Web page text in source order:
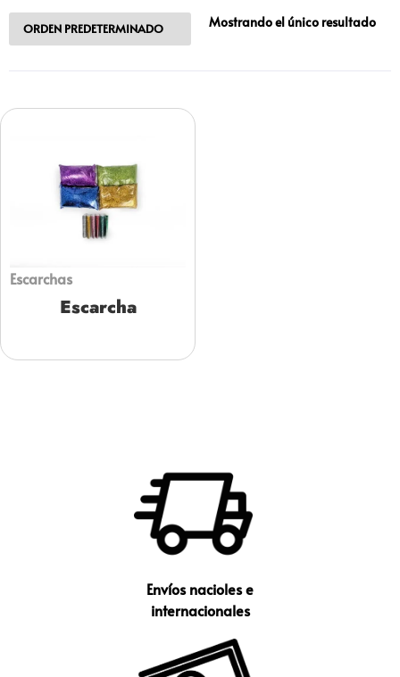
Mostrando el único resultado
Escarchas
Escarcha
Envíos nacioles e
internacionales